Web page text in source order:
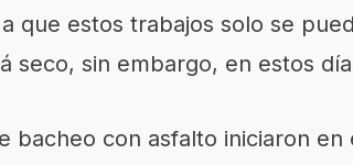
que estos trabajos solo se
seco, sin embargo, en estos
bacheo con asfalto iniciaron